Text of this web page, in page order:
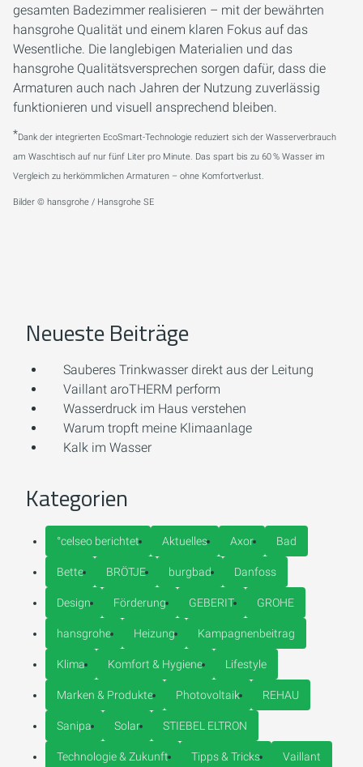
gesamten Badezimmer realisieren – mit der bewährten
hansgrohe Qualität und einem klaren Fokus auf das
Wesentliche. Die langlebigen Materialien und das
hansgrohe Qualitätsversprechen sorgen dafür, dass die
Armaturen auch nach Jahren der Nutzung zuverlässig
funktionieren und visuell ansprechend bleiben.
*Dank der integrierten EcoSmart-Technologie reduziert sich der Wasserverbrauch
am Waschtisch auf nur fünf Liter pro Minute. Das spart bis zu 60 % Wasser im
Vergleich zu herkömmlichen Armaturen – ohne Komfortverlust.
Bilder © hansgrohe / Hansgrohe SE
Neueste Beiträge
Sauberes Trinkwasser direkt aus der Leitung
Vaillant aroTHERM perform
Wasserdruck im Haus verstehen
Warum tropft meine Klimaanlage
Kalk im Wasser
Kategorien
°celseo berichtet Aktuelles Axor Bad
Bette BRÖTJE burgbad Danfoss
Design Förderung GEBERIT GROHE
hansgrohe Heizung Kampagnenbeitrag
Klima Komfort & Hygiene Lifestyle
Marken & Produkte Photovoltaik REHAU
Sanipa Solar STIEBEL ELTRON
Technologie & Zukunft Tipps & Tricks Vaillant